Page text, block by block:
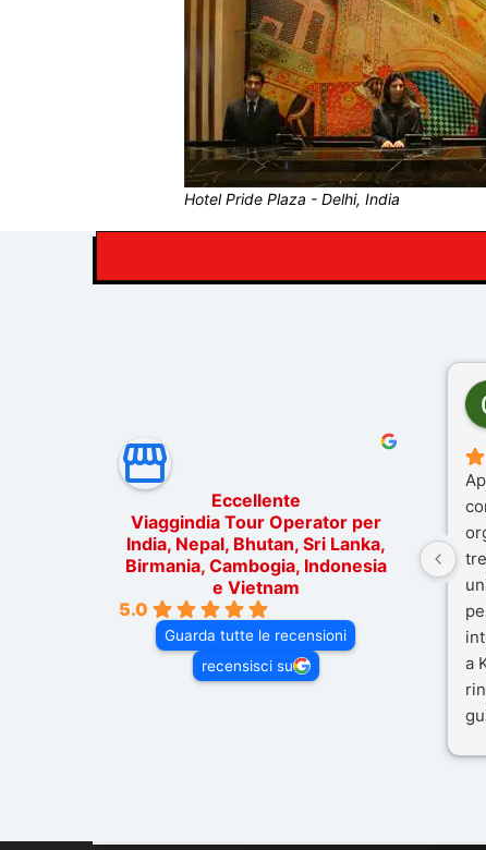
Hotel Pride Plaza - Delhi, India
Eccellente
Viaggindia Tour Operator per
India, Nepal, Bhutan, Sri Lanka,
Birmania, Cambogia, Indonesia
e Vietnam
5.0
Guarda tutte le recensioni
recensisci su
a